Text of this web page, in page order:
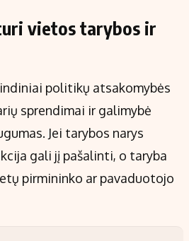
vietos tarybos ir
politikų atsakomybės
sprendimai ir galimybė
Jei tarybos narys
gali jį pašalinti, o taryba
pirmininko ar pavaduotojo